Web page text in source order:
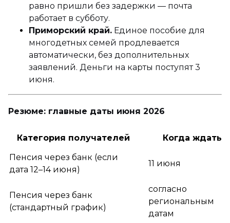
равно пришли без задержки — почта
работает в субботу.
Приморский край. Единое пособие для
многодетных семей продлевается
автоматически, без дополнительных
заявлений. Деньги на карты поступят 3
июня.
Резюме: главные даты июня 2026
Категория получателей
Когда ждать
Пенсия через банк (если
дата 12–14 июня)
11 июня
Пенсия через банк
(стандартный график)
согласно
региональным
датам